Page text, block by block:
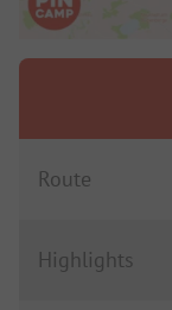
Route
Highlights